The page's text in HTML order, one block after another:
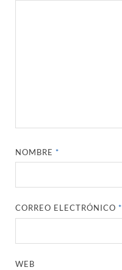
NOMBRE*
CORREO ELECTRÓNICO*
WEB